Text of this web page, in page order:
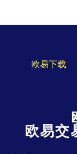
欧易下载
欧易交